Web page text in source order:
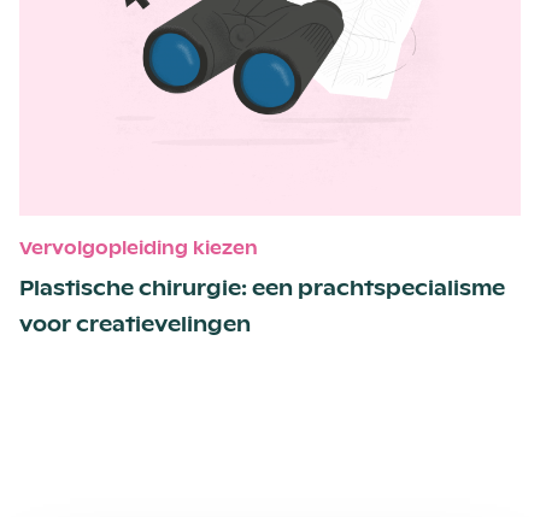
Vervolgopleiding kiezen
Plastische chirurgie: een pracht­specialisme
voor creatievelingen